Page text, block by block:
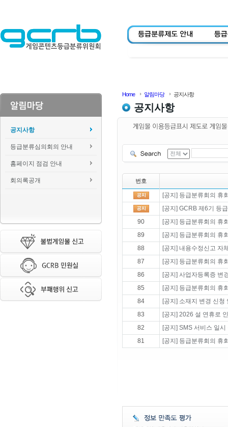
공지사항
등급분류심의회의 안내
홈페이지 점검 안내
회의록공개
Home 알림마당 공지사항
공지사항
번호
[공지] 등급분류회의 휴
[공지] GCRB 제6기 등
90
[공지] 등급분류회의 휴
89
[공지] 등급분류회의 휴
88
[공지] 내용수정신고 자
87
[공지] 등급분류회의 휴
86
[공지] 사업자등록증 변
85
[공지] 등급분류회의 휴
84
[공지] 소재지 변경 신청
83
[공지] 2026 설 연휴로
82
[공지] SMS 서비스 일시
81
[공지] 등급분류회의 휴